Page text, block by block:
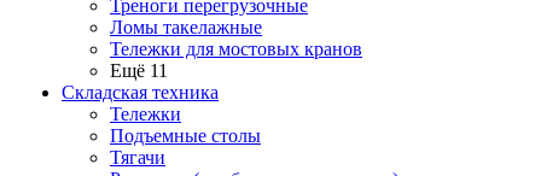
Треноги перегрузочные
Ломы такелажные
Тележки для мостовых кранов
Ещё 11
Складская техника
Тележки
Подъемные столы
Тягачи